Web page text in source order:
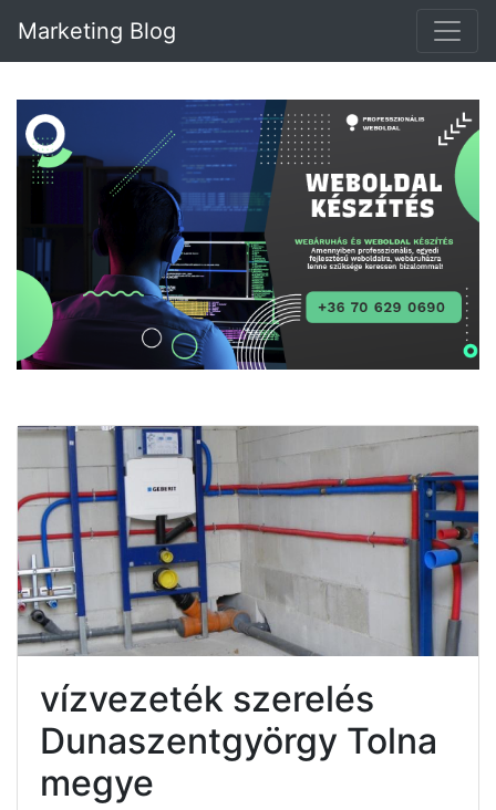
Marketing Blog
vízvezeték szerelés
Dunaszentgyörgy Tolna
megye